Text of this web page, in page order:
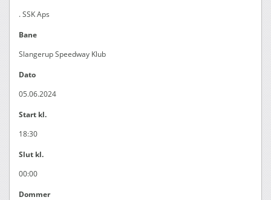
. SSK Aps
Bane
Slangerup Speedway Klub
Dato
05.06.2024
Start kl.
18:30
Slut kl.
00:00
Dommer